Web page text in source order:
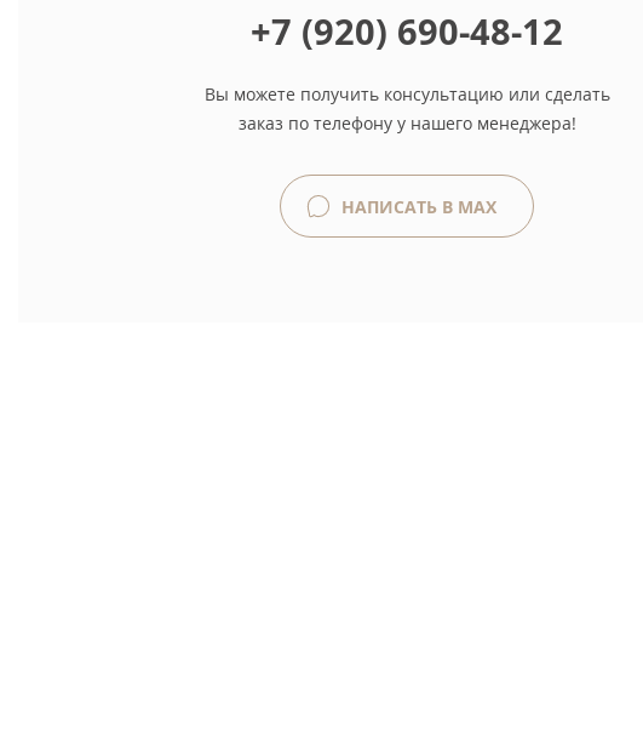
+7 (920) 690-48-12
Вы можете получить консультацию или сделать
заказ по телефону у нашего менеджера!
НАПИСАТЬ В MAX